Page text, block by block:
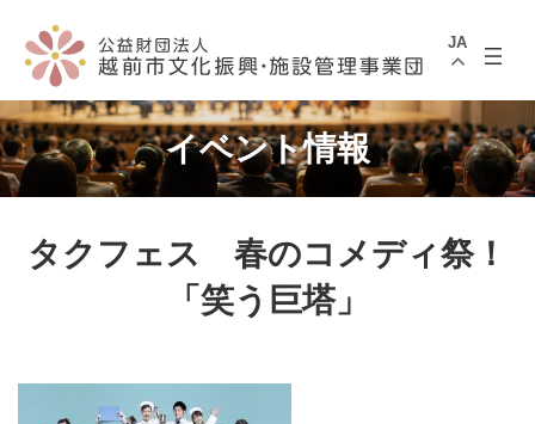
へ
ス
キ
ッ
プ
ョ
ン
に
移
動
JA
イベント情報
タクフェス 春のコメディ祭！
「笑う巨塔」